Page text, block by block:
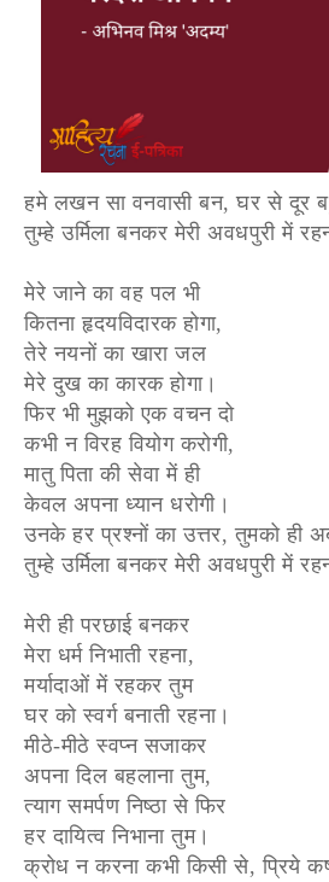
हमे लखन सा वनवासी बन, घर से दूर
तुम्हे उर्मिला बनकर मेरी अवधपुरी में
मेरे जाने का वह पल भी
कितना हृदयविदारक होगा,
तेरे नयनों का खारा जल
मेरे दुख का कारक होगा।
फिर भी मुझको एक वचन दो
कभी न विरह वियोग करोगी,
मातु पिता की सेवा में ही
केवल अपना ध्यान धरोगी।
उनके हर प्रश्नों का उत्तर, तुमको ही
तुम्हे उर्मिला बनकर मेरी अवधपुरी में
मेरी ही परछाई बनकर
मेरा धर्म निभाती रहना,
मर्यादाओं में रहकर तुम
घर को स्वर्ग बनाती रहना।
मीठे-मीठे स्वप्न सजाकर
अपना दिल बहलाना तुम,
त्याग समर्पण निष्ठा से फिर
हर दायित्व निभाना तुम।
क्रोध न करना कभी किसी से, प्रिये